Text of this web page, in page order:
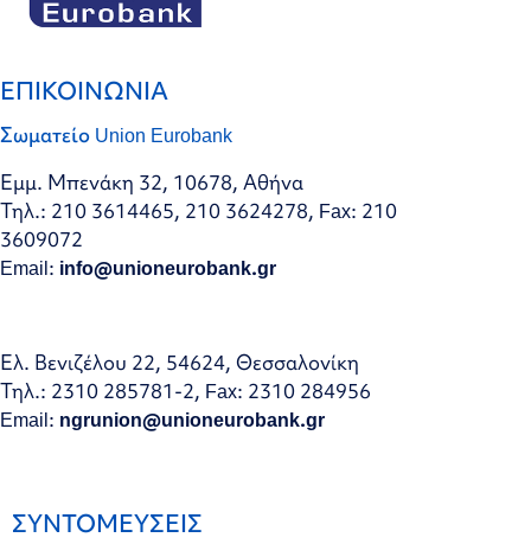
ΕΠΙΚΟΙΝΩΝΙΑ
Σωματείο Union Eurobank
Εμμ. Μπενάκη 32, 10678, Αθήνα
Τηλ.: 210 3614465, 210 3624278, Fax: 210
3609072
Email: info@unioneurobank.gr
Ελ. Βενιζέλου 22, 54624, Θεσσαλονίκη
Τηλ.: 2310 285781-2, Fax: 2310 284956
Email: ngrunion@unioneurobank.gr
ΣΥΝΤΟΜΕΥΣΕΙΣ